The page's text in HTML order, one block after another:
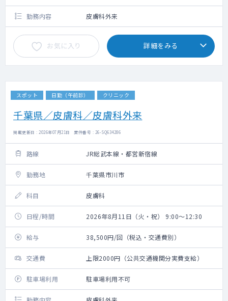
勤務内容 皮膚科外来
お気に入り 詳細をみる
スポット 日勤（午前診） クリニック
千葉県／皮膚科／皮膚科外来
掲載更新日 : 2026年07月21日 案件番号 : 26-SQ634286
路線 JR総武本線・都営新宿線
勤務地 千葉県市川市
科目 皮膚科
日程/時間 2026年8月11日（火・祝） 9:00～12:30
給与 38,500円/回（税込・交通費別）
交通費 上限2000円（公共交通機関分実費支給）
駐車場利用 駐車場利用不可